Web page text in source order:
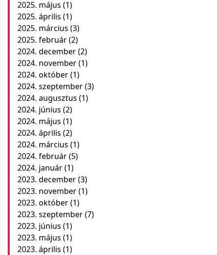
2025. május (1)
2025. április (1)
2025. március (3)
2025. február(2)
2024. december(2)
2024. november(1)
2024. október(1)
2024. szeptember(3)
2024. augusztus (1)
2024. június (2)
2024. május (1)
2024. április (2)
2024. március (1)
2024. február(5)
2024. január(1)
2023. december(3)
2023. november(1)
2023. október(1)
2023. szeptember(7)
2023. június (1)
2023. május (1)
2023. április (1)